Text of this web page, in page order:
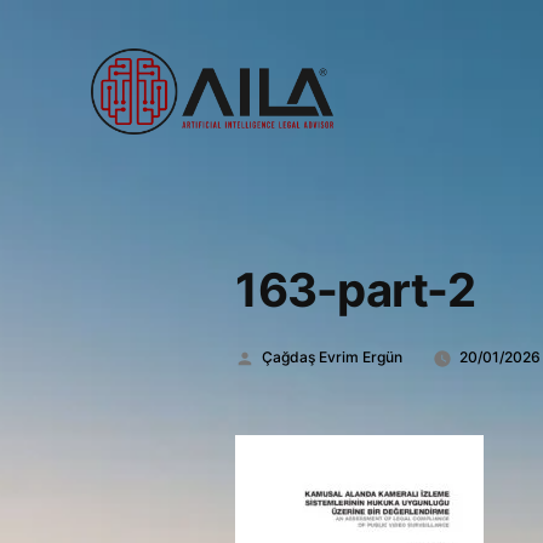
163-part-2
Gönderen:
Çağdaş Evrim Ergün 20/01/2026